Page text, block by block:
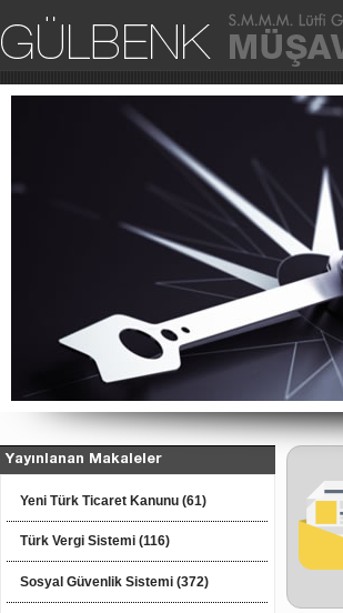
Yayınlanan Makaleler
Yeni Türk Ticaret Kanunu (61)
Türk Vergi Sistemi (116)
Sosyal Güvenlik Sistemi (372)